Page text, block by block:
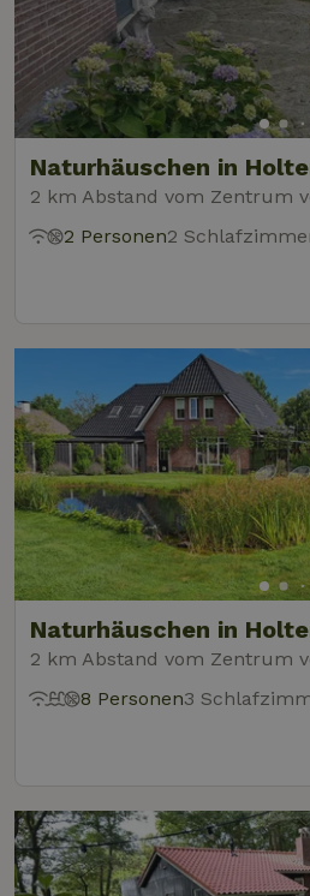
Naturhäuschen in
2 km Abstand vom Zentrum
2 Personen2
Naturhäuschen in
2 km Abstand vom Zentrum
8 Personen3